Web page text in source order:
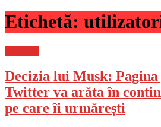
Etichetă:
Decizia lui Musk: Pagina
Twitter va arăta în
pe care îi urmărești